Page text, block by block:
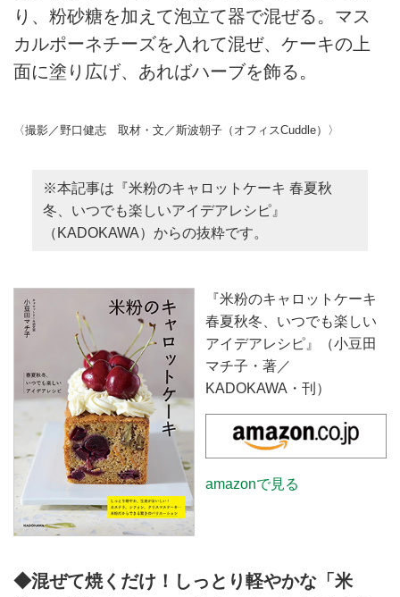
り、粉砂糖を加えて泡立て器で混ぜる。マス
カルポーネチーズを入れて混ぜ、ケーキの上
面に塗り広げ、あればハーブを飾る。
〈撮影／野口健志 取材・文／斯波朝子（オフィスCuddle）〉
※本記事は『米粉のキャロットケーキ 春夏秋
冬、いつでも楽しいアイデアレシピ』
（KADOKAWA）からの抜粋です。
『米粉のキャロットケーキ
春夏秋冬、いつでも楽しい
アイデアレシピ』（小豆田
マチ子・著／
KADOKAWA・刊）
amazonで見る
◆混ぜて焼くだけ！しっとり軽やかな「米